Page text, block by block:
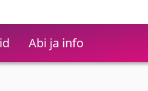
Abi ja info